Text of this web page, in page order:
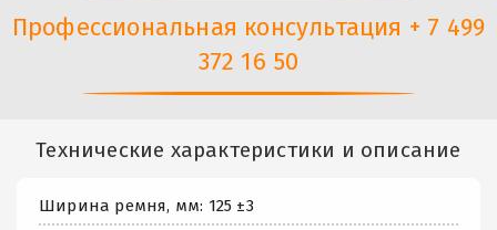
Профессиональная консультация + 7 499
372 16 50
Технические характеристики и описание
Ширина ремня, мм: 125 ±3